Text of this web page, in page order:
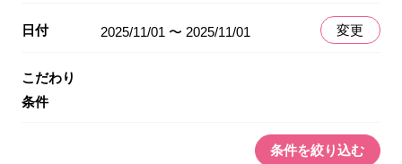
日付 2025/11/01 〜 2025/11/01 変更
こだわり
条件
条件を絞り込む